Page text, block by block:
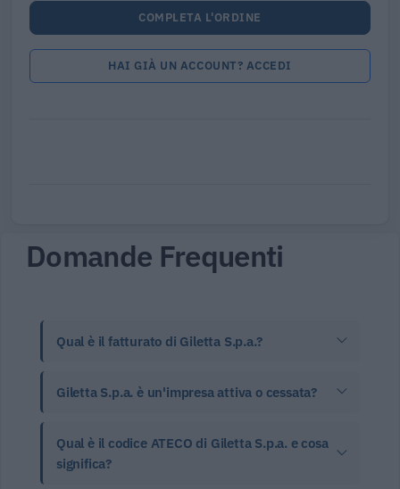
COMPLETA L'ORDINE
HAI GIÀ UN ACCOUNT? ACCEDI
Domande Frequenti
Qual è il fatturato di Giletta S.p.a.?
Giletta S.p.a. è un'impresa attiva o cessata?
Qual è il codice ATECO di Giletta S.p.a. e cosa
significa?